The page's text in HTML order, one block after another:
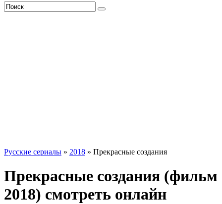
Русские сериалы » 2018 » Прекрасные создания
Прекрасные создания (фильм
2018) смотреть онлайн